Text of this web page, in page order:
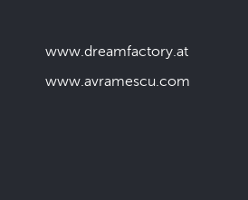
www.dreamfactory.at
www.avramescu.com